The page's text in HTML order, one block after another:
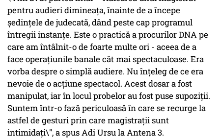
pentru audieri dimineața, înainte de a începe
ședințele de judecată, dând peste cap programul
întregii instanțe. Este o practică a procurilor DNA pe
care am întâlnit-o de foarte multe ori - aceea de a
face operațiunile banale cât mai spectaculoase. Era
vorba despre o simplă audiere. Nu înțeleg de ce era
nevoie de o acțiune spectacol. Acest dosar a fost
manipulat, iar în locul probelor au fost puse supoziții.
Suntem într-o fază periculoasă în care se recurge la
astfel de gesturi prin care magistrații sunt
intimidați\", a spus Adi Ursu la Antena 3.